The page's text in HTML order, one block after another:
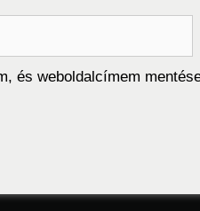
és weboldalcímem